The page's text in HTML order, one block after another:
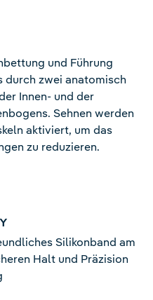
und Führung
durch zwei anatomisch
Innen- und der
Sehnen werden
aktiviert, um das
zu reduzieren.
Silikonband am
Halt und Präzision